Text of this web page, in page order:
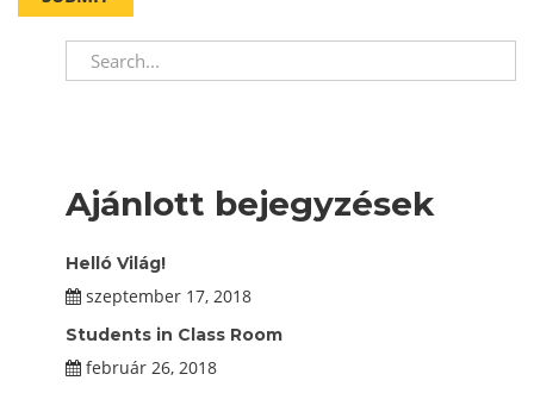
Ajánlott bejegyzések
Helló Világ!
szeptember 17, 2018
Students in Class Room
február 26, 2018